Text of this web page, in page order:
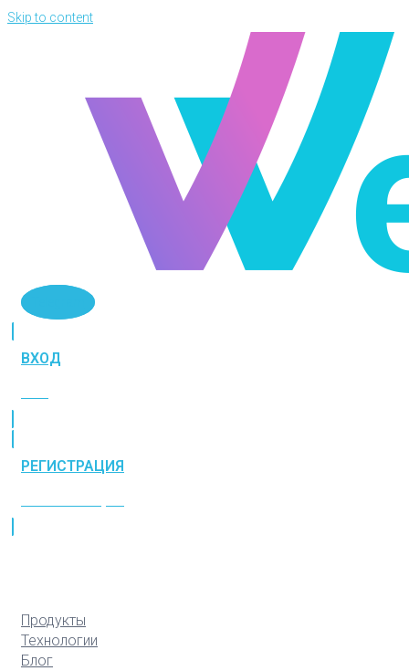
Skip to content
ВХОД
РЕГИСТРАЦИЯ
Продукты
Технологии
Блог